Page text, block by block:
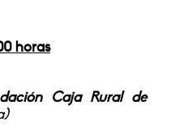
horas
Caja Rural de